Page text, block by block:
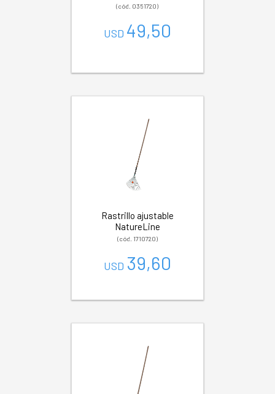
(cód. 0351720)
USD 49,50
Rastrillo ajustable
NatureLine
(cód. 1710720)
USD 39,60